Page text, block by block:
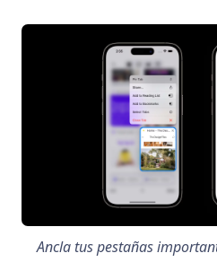
Ancla tus pestañas